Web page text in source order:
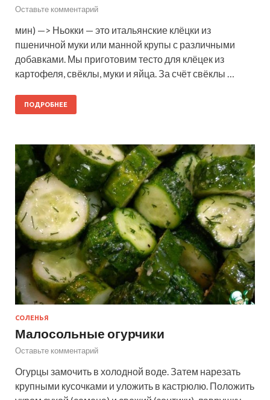
Оставьте комментарий
мин) —> Ньокки — это итальянские клёцки из
пшеничной муки или манной крупы с различными
добавками. Мы приготовим тесто для клёцек из
картофеля, свёклы, муки и яйца. За счёт свёклы …
ПОДРОБНЕЕ
СОЛЕНЬЯ
Малосольные огурчики
Оставьте комментарий
Огурцы замочить в холодной воде. Затем нарезать
крупными кусочками и уложить в кастрюлю. Положить